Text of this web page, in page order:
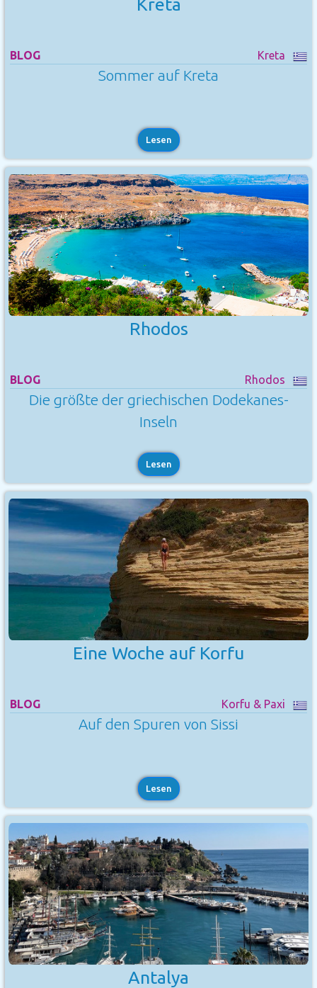
Kreta
BLOG Kreta
Sommer auf Kreta
Lesen
Rhodos
BLOG Rhodos
Die größte der griechischen Dodekanes-
Inseln
Lesen
Eine Woche auf Korfu
BLOG Korfu & Paxi
Auf den Spuren von Sissi
Lesen
Antalya